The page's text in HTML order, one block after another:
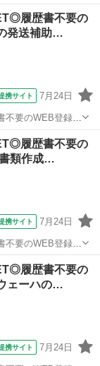
友達との応募OK◎
履歴書不要の
発送補助…
携サイト 7月24日
不要のWEB登録
高崎市周辺！20代
履歴書不要の
類作成…
携サイト 7月24日
不要のWEB登録
崎市周辺！20代
履歴書不要の
ェーハの…
携サイト 7月24日